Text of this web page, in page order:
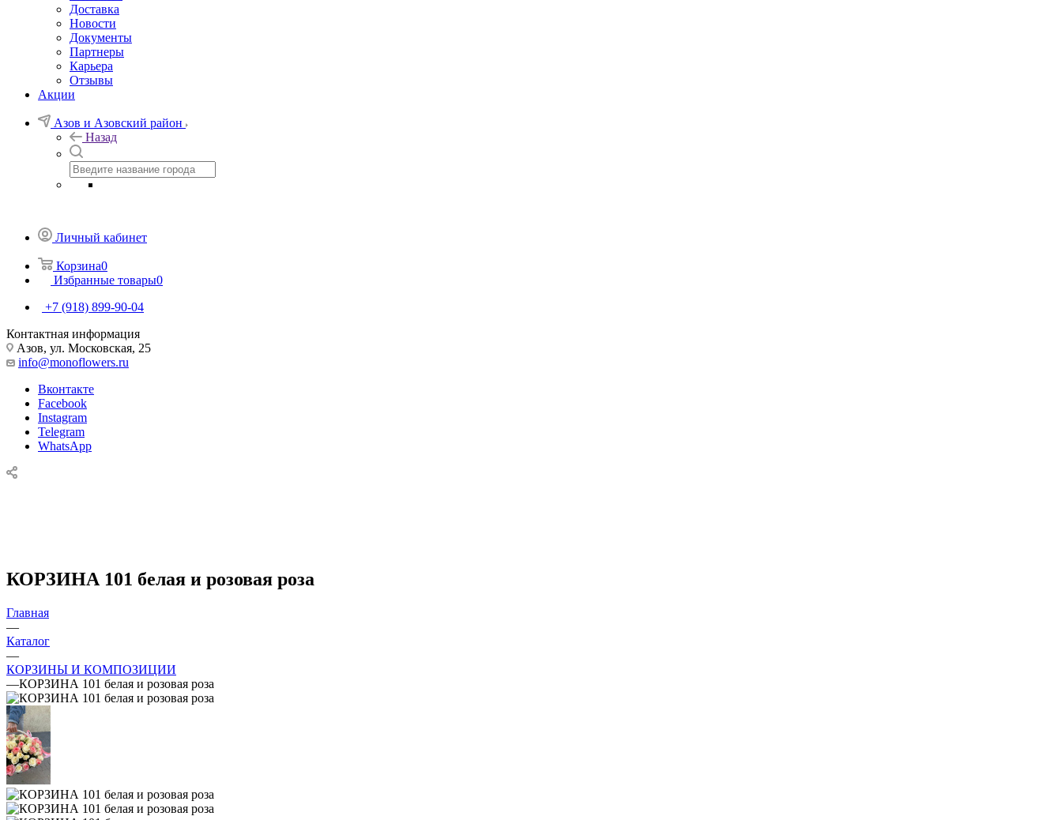
Доставка
Новости
Документы
Партнеры
Карьера
Отзывы
Акции
Азов и Азовский район
Назад
Личный кабинет
Корзина0
Избранные товары0
+7 (918) 899-90-04
Контактная информация
Азов, ул. Московская, 25
info@monoflowers.ru
Вконтакте
Facebook
Instagram
Telegram
WhatsApp
КОРЗИНА 101 белая и розовая роза
Главная
—
Каталог
—
КОРЗИНЫ И КОМПОЗИЦИИ
—КОРЗИНА 101 белая и розовая роза